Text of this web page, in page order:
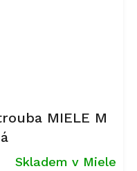
MIELE M
Skladem v Miele